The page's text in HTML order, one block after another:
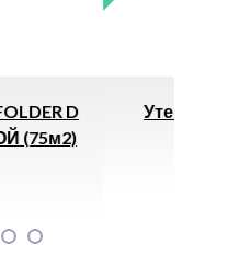
На Трубы (54мм Х 2м) *
70.00р.